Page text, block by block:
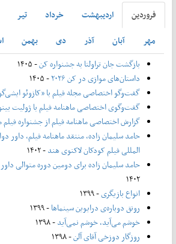
فروردين ارديبهشت خرداد تير
مهر
آبان آذر دی بهمن
بازگشت جان تراولتا به جشنواره کن- ۱۴۰۵
داستان‌های موازی در کن ۲۰۲۶
- ۱۴۰۵
گفت‌وگو اختصاصی مجله فیلم با «کازوئو
گفت‌وگوی اختصاصی ماهنامه فیلم با ژولیت
گزارش اختصاصی ماهنامه فیلم از جشنواره فیلم
حامد سلیمان زاده، منتقد ماهنامه فیلم، داور
المللی فیلم کودکان لاکنوی هند- ۱۴۰۲
حامد سلیمان زاده برای دومین دوره متوالی
۱۴۰۲
انواع بازیگری- ۱۳۹۹
رونق دوباره‌ی درایوین سینماها- ۱۳۹۹
خوشم می‌آید، خوشم نمی‌آید- ۱۳۹۸
روزگار دوزخی آقای آلن- ۱۳۹۸